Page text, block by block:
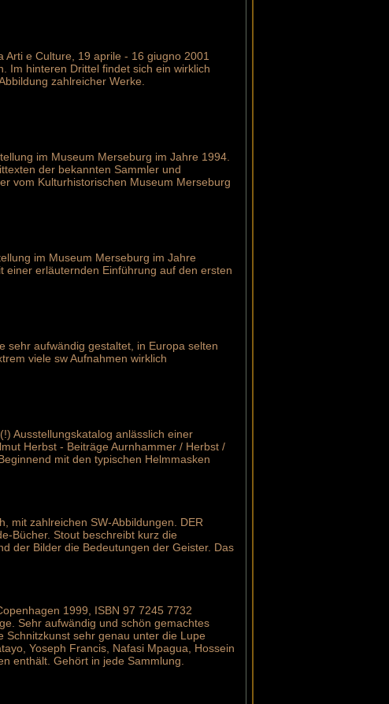
e Culture, 19 aprile - 16 giugno 2001
Im hinteren Drittel findet sich ein wirklich
zahlreicher Werke.
im Museum Merseburg im Jahre 1994.
der bekannten Sammler und
vom Kulturhistorischen Museum Merseburg
im Museum Merseburg im Jahre
einer erläuternden Einführung auf den ersten
sehr aufwändig gestaltet, in Europa selten
viele sw Aufnahmen wirklich
(!) Ausstellungskatalog anlässlich einer
Herbst - Beiträge Aurnhammer / Herbst /
mit den typischen Helmmasken
mit zahlreichen SW-Abbildungen. DER
Bücher. Stout beschreibt kurz die
der Bilder die Bedeutungen der Geister. Das
1999, ISBN 97 7245 7732
Sehr aufwändig und schön gemachtes
Schnitzkunst sehr genau unter die Lupe
Yoseph Francis, Nafasi Mpagua, Hossein
enthält. Gehört in jede Sammlung.